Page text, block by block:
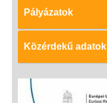
Pályázatok
Közérdekű adatok